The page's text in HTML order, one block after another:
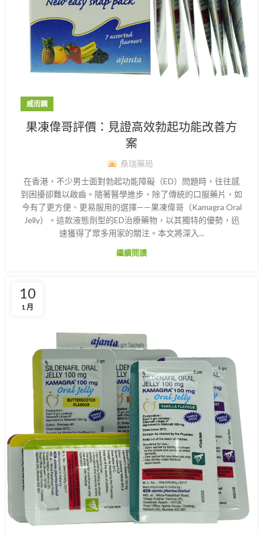
威而鋼
果凍偉哥評價：見證高效勃起功能改善方
案
桑瑞藥局
在香港，不少男士面對勃起功能障礙（ED）問題時，往往感
到困擾卻難以啟齒。隨著醫學進步，除了傳統的口服藥片，如
今有了更方便、更易服用的選擇——果凍偉哥（Kamagra Oral
Jelly）。這款液態劑型的ED治療藥物，以其獨特的優勢，迅
速獲得了眾多用家的關注。本文將深入...
繼續閱讀
10
1 月